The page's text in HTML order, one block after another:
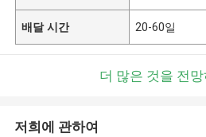
배달 시간 20-60일
더 많은 것을 전
저희에 관하여